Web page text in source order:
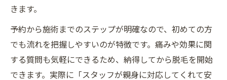
きます。
予約から施術までのステップが明確なので、初めての方
でも流れを把握しやすいのが特徴です。痛みや効果に関
する質問も気軽にできるため、納得してから脱毛を開始
できます。実際に「スタッフが親身に対応してくれて安